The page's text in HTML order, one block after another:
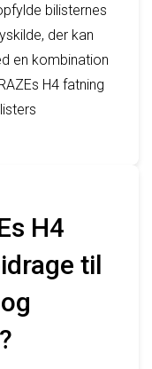
bilisternes
der kan
en kombination
H4 fatning
H4
til